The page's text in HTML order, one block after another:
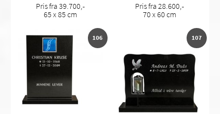
Pris fra 39.700,-
65 x 85 cm
Pris fra 28.600,-
70 x 60 cm
106 107